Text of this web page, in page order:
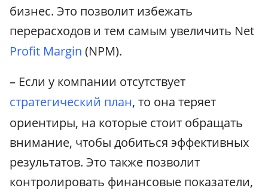
бизнес. Это позволит избежать
перерасходов и тем самым увеличить Net
Profit Margin (NPM).
– Если у компании отсутствует
стратегический план, то она теряет
ориентиры, на которые стоит обращать
внимание, чтобы добиться эффективных
результатов. Это также позволит
контролировать финансовые показатели,